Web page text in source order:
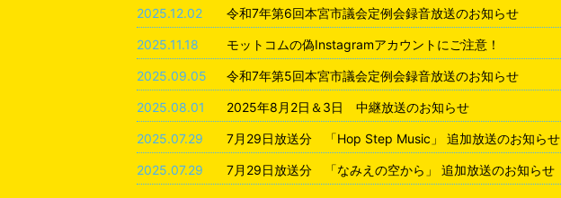
2025.12.02 令和7年第6回本宮市議会定例会録音放送のお知らせ
2025.11.18 モットコムの偽Instagramアカウントにご注意！
2025.09.05 令和7年第5回本宮市議会定例会録音放送のお知らせ
2025.08.01 2025年8月2日＆3日 中継放送のお知らせ
2025.07.29 7月29日放送分 「Hop Step Music」 追加放送のお知らせ
2025.07.29 7月29日放送分 「なみえの空から」 追加放送のお知らせ